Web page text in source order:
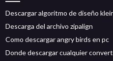
Descargar algoritmo de diseño
Descarga del archivo zipalign
Como descargar angry birds en pc
Donde descargar cualquier